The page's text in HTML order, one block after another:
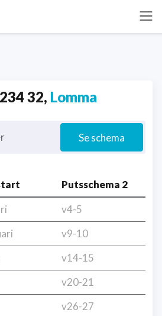
32, Lomma
Se schema
Putsschema 2
v4-5
v9-10
v14-15
v20-21
v26-27